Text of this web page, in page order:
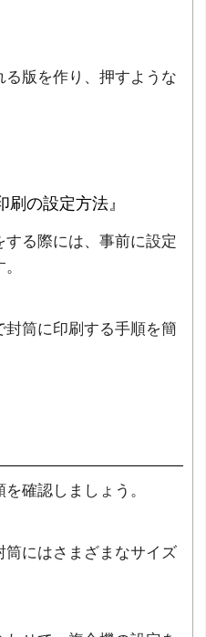
版を作り、押すような
刷の設定方法』
る際には、事前に設定
筒に印刷する手順を簡
確認しましょう。
にはさまざまなサイズ